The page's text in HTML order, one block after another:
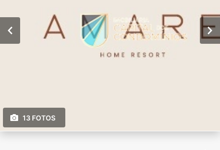
13 FOTOS